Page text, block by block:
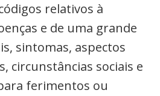
relativos à
e de uma grande
sintomas, aspectos
circunstâncias sociais e
ferimentos ou